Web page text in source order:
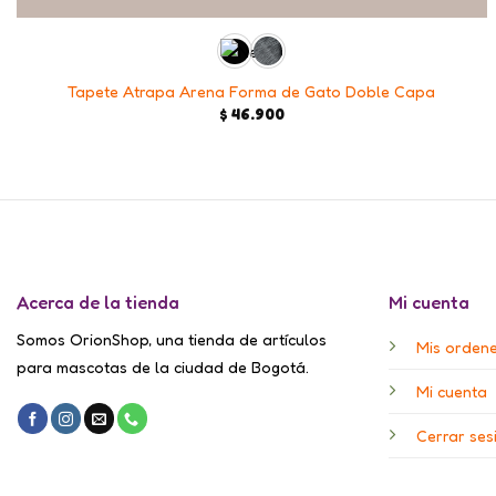
Tapete Atrapa Arena Forma de Gato Doble Capa
$ 46.900
Acerca de la tienda
Somos OrionShop, una tienda de artículos
para mascotas de la ciudad de Bogotá.
Mi cuenta
Mis
Mi cuenta
Cerrar